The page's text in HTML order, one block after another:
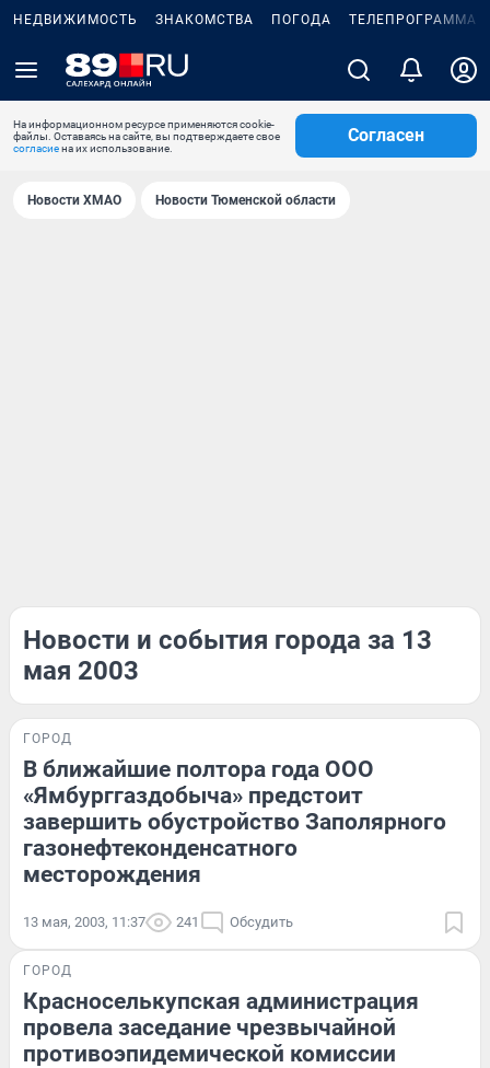
НЕДВИЖИМОСТЬ ЗНАКОМСТВА ПОГОДА ТЕЛЕПРОГРАММА
На информационном ресурсе применяются cookie-
файлы. Оставаясь на сайте, вы подтверждаете свое
согласиена их использование.
Согласен
Новости ХМАО Новости Тюменской области
Новости и события города за 13
мая 2003
ГОРОД
В ближайшие полтора года ООО
«Ямбурггаздобыча» предстоит
завершить обустройство Заполярного
газонефтеконденсатного
месторождения
13 мая, 2003, 11:37 241 Обсудить
ГОРОД
Красноселькупская администрация
провела заседание чрезвычайной
противоэпидемической комиссии